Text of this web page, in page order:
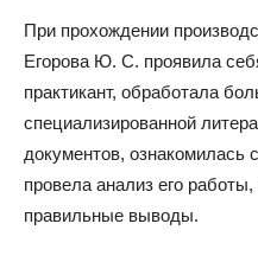
При прохождении
Егорова Ю. С. проявила
практикант, обработала
специализированной
документов, ознакомилась
провела анализ его
правильные выводы.